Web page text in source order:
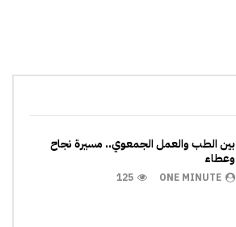
بين الطب والعمل الجمعوي.. مسيرة نجاح
وعطاء
ONE MINUTE
125